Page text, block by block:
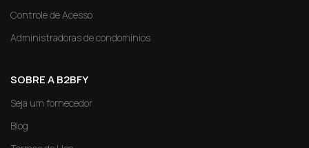
Controle de Acesso
Administradoras de condomínios
SOBRE A B2BFY
Seja um fornecedor
Blog